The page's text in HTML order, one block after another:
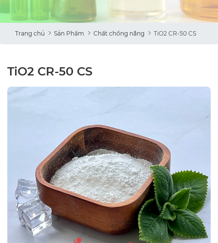
Trang chủ Sản Phẩm Chất chống nắng TiO2 CR-50 CS
TiO2 CR-50 CS